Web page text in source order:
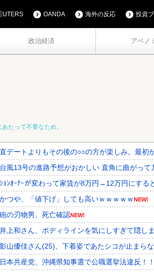
政治経済 アベノ
OANDA 海外の反応 投資
たって不要なため。
デートよりもその後の○○の方が楽しみ。最
台風13号の進路予想がおかしい 直角に曲がっ
ｮﾝｵｰﾅｰが変わって家賃が8万円→12万円にする
かつや、「値下げ」しても高いｗｗｗｗｗNEW!
の刃物男、死亡確認NEW!
井上和さん、ボディラインを気にしすぎて隠し
影山優佳さん(25)、下着姿であたシコが止まら
日本共産党、沖縄県知事選で公職選挙法違反！